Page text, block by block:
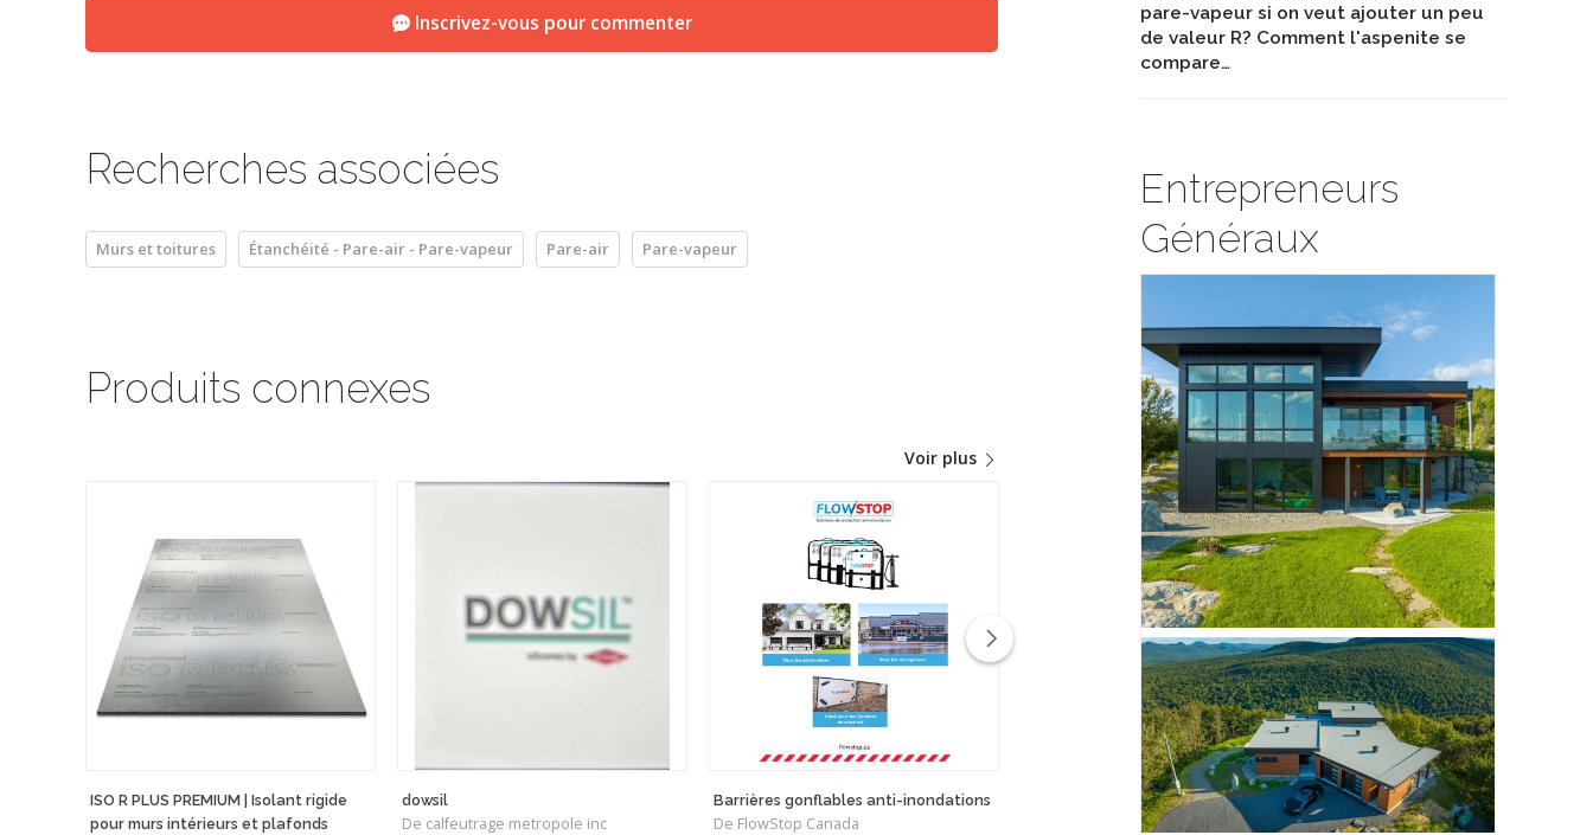
pare-vapeur si on veut ajouter un peu
de valeur R? Comment l'aspenite se
compare…
Entrepreneurs
Généraux
Inscrivez-vous pour commenter
Recherches associées
Murs et toitures Étanchéité - Pare-air - Pare-vapeur Pare-air Pare-vapeur
Produits connexes
Voir plus
ISO R PLUS PREMIUM | Isolant rigide
pour murs intérieurs et plafonds
dowsil
De calfeutrage metropole inc
Barrières gonflables anti-inondations
De FlowStop Canada
Proclima Intello frein vapeur
Airmétic Soya HFO – Système
Air